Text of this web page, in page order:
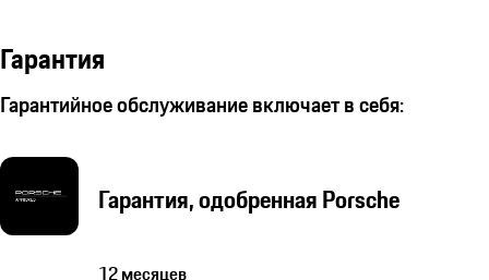
Гарантия
Гарантийное обслуживание включает в себя:
Гарантия, одобренная Porsche
12 месяцев